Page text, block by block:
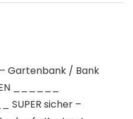
Gartenbank / Bank
______
sicher –